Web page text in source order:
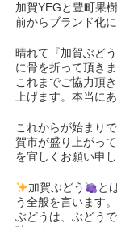
加賀YEGと豊町果
前からブランド化
晴れて『加賀ぶどう
に骨を折って頂き
これまでご協力頂
上げます。本当に
これからが始まり
賀市が盛り上がっ
を宜しくお願い申し
加賀ぶどう
と
う全般を言います
ぶどうは、ぶどう